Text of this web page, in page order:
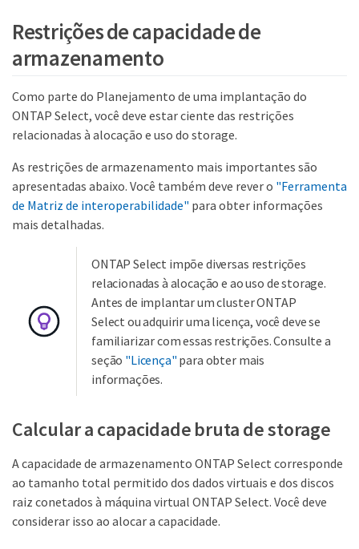
Restrições de capacidade de
armazenamento
Como parte do Planejamento de uma implantação do
ONTAP Select, você deve estar ciente das restrições
relacionadas à alocação e uso do storage.
As restrições de armazenamento mais importantes são
apresentadas abaixo. Você também deve rever o "Ferramenta
de Matriz de interoperabilidade" para obter informações
mais detalhadas.
ONTAP Select impõe diversas restrições
relacionadas à alocação e ao uso de storage.
Antes de implantar um cluster ONTAP
Select ou adquirir uma licença, você deve se
familiarizar com essas restrições. Consulte a
seção "Licença" para obter mais
informações.
Calcular a capacidade bruta de storage
A capacidade de armazenamento ONTAP Select corresponde
ao tamanho total permitido dos dados virtuais e dos discos
raiz conetados à máquina virtual ONTAP Select. Você deve
considerar isso ao alocar a capacidade.